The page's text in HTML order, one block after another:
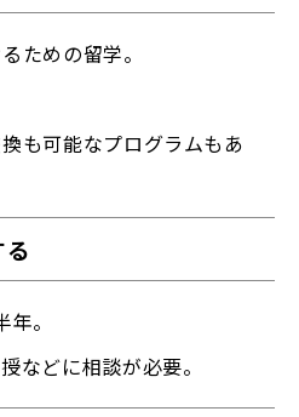
ための留学。
も可能なプログラムもあ
。
などに相談が必要。